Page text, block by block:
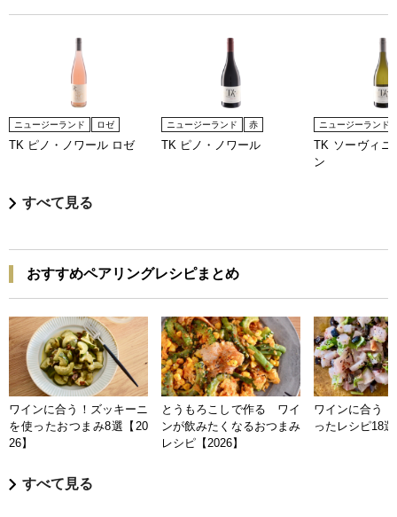
ニュージーランド ロゼ
TK ピノ・ノワール ロゼ
ニュージーランド 赤
TK ピノ・ノワール
ニュージーランド
TK ソーヴィニ
ン
すべて見る
おすすめペアリングレシピまとめ
ワインに合う！ズッキーニ
を使ったおつまみ8選【20
26】
とうもろこしで作る ワイ
ンが飲みたくなるおつまみ
レシピ【2026】
ワインに合う
ったレシピ18
すべて見る